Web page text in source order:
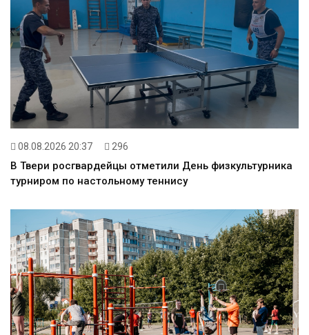
08.08.2026 20:37 296
В Твери росгвардейцы отметили День физкультурника
турниром по настольному теннису